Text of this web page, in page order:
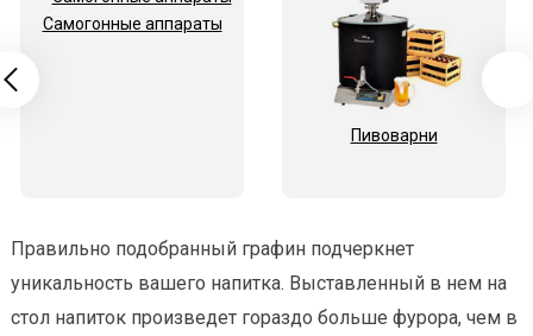
Самогонные аппараты
Пивоварни
Правильно подобранный графин подчеркнет
уникальность вашего напитка. Выставленный в нем на
стол напиток произведет гораздо больше фурора, чем в